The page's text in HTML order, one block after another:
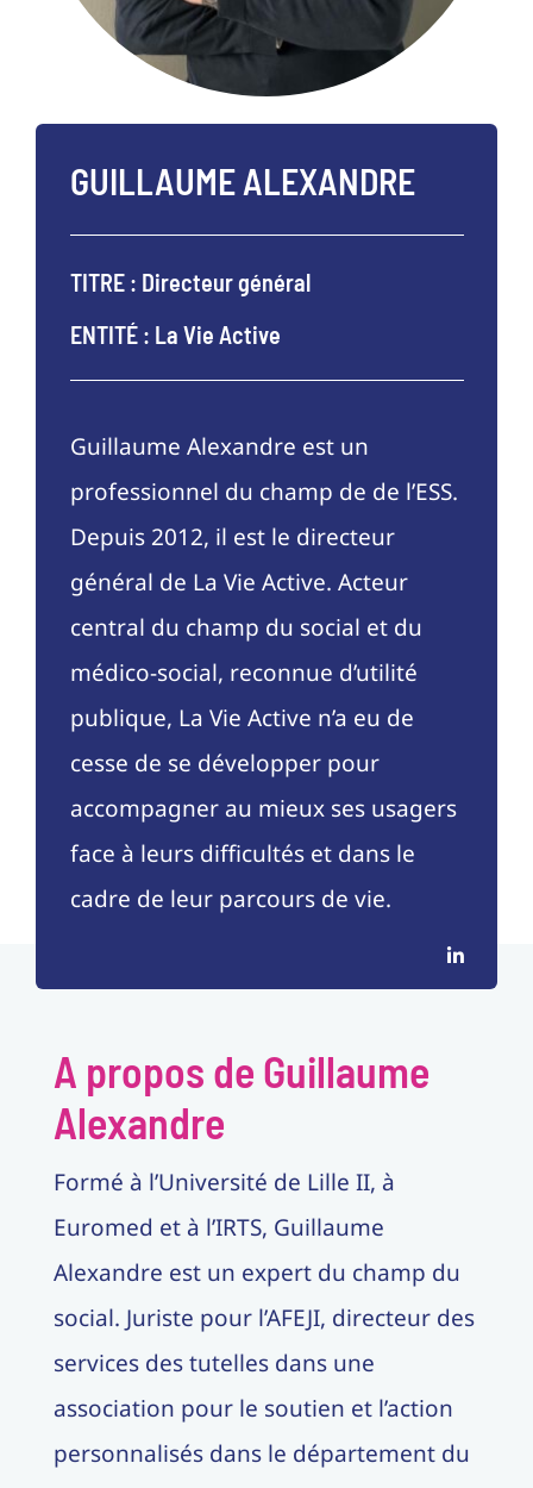
GUILLAUME ALEXANDRE
TITRE : Directeur général
ENTITÉ : La Vie Active
Guillaume Alexandre est un
professionnel du champ de de l’ESS.
Depuis 2012, il est le directeur
général de La Vie Active. Acteur
central du champ du social et du
médico-social, reconnue d’utilité
publique, La Vie Active n’a eu de
cesse de se développer pour
accompagner au mieux ses usagers
face à leurs difficultés et dans le
cadre de leur parcours de vie.
A propos de Guillaume
Alexandre
Formé à l’Université de Lille II, à
Euromed et à l’IRTS, Guillaume
Alexandre est un expert du champ du
social. Juriste pour l’AFEJI, directeur des
services des tutelles dans une
association pour le soutien et l’action
personnalisés dans le département du